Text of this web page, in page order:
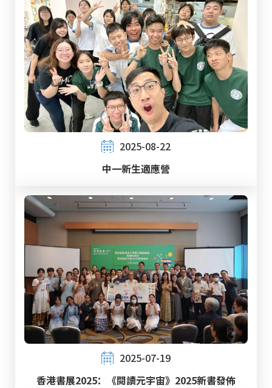
2025-08-22
中一新生適應營
2025-07-19
香港書展2025：《閱讀元宇宙》2025新書發佈